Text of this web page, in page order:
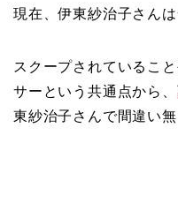
現在、伊東紗治子さんは
スクープされているこ
サーという共通点から、
東紗治子さんで間違い無